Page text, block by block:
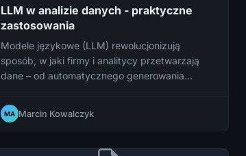
LLM w analizie danych - praktyczne
zastosowania
Modele językowe (LLM) rewolucjonizują
sposób, w jaki firmy i analitycy przetwarzają
dane – od automatycznego generowania
danych bez znajomości SQL. Sprawdź, jak w
praktyce wykorzystać LLM w analizie danych i
MA Marcin Kowalczyk